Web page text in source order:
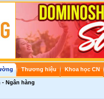
Thương hiệu Khoa học CN
- Ngân hàng